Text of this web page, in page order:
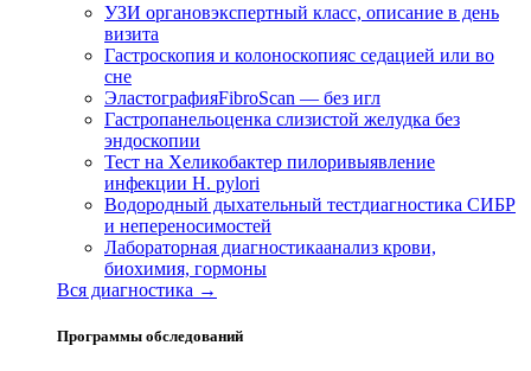
УЗИ органовэкспертный класс, описание в день
визита
Гастроскопия и колоноскопияс седацией или во
сне
ЭластографияFibroScan — без игл
Гастропанельоценка слизистой желудка без
эндоскопии
Тест на Хеликобактер пилоривыявление
инфекции H. pylori
Водородный дыхательный тестдиагностика СИБР
и непереносимостей
Лабораторная диагностикаанализ крови,
биохимия, гормоны
Вся диагностика →
Программы обследований